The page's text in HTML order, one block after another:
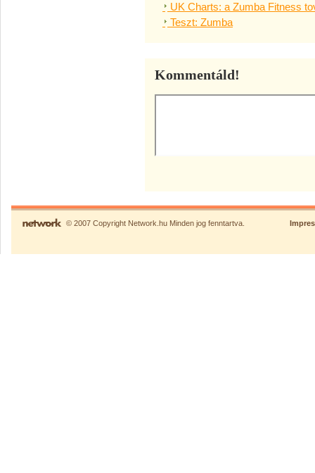
UK Charts: a Zumba Fitness
Teszt: Zumba
Kommentáld!
© 2007 Copyright Network.hu Minden jog fenntartva.